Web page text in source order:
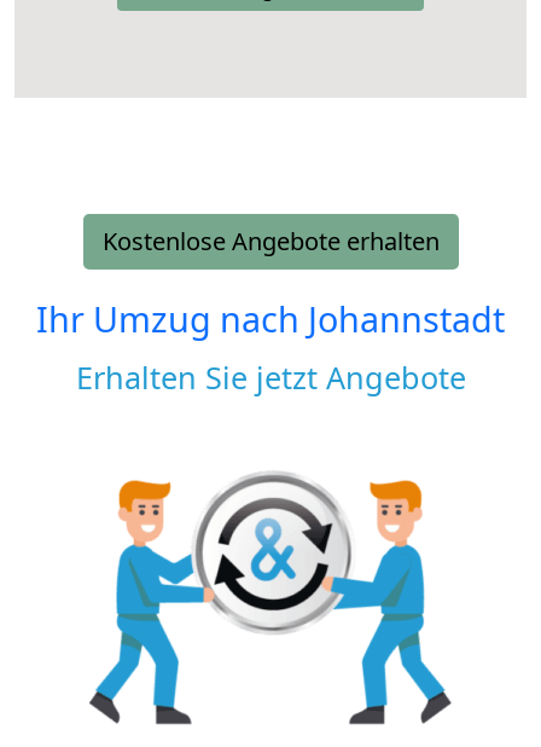
Kostenlose Angebote erhalten
Ihr Umzug nach Johannstadt
Erhalten Sie jetzt Angebote